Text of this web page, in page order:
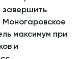
Моногаровское
максимум при
и